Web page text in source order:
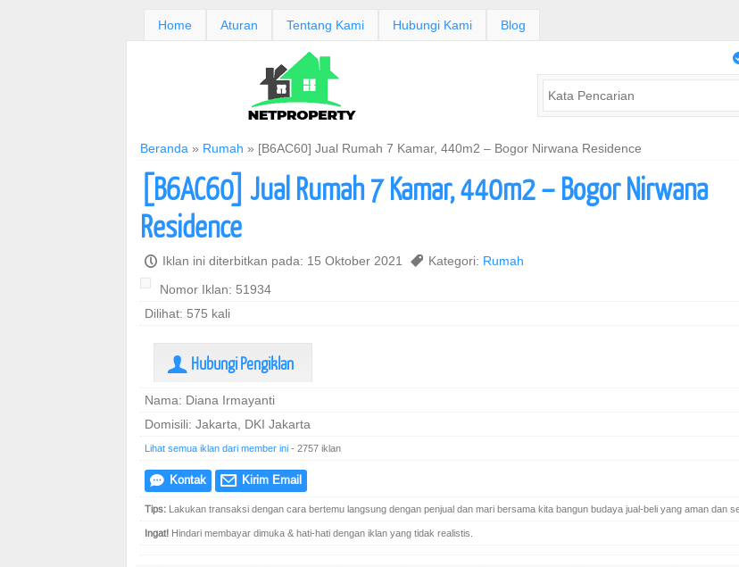
Home Aturan Tentang Kami Hubungi Kami Blog
Beranda » Rumah » [B6AC60] Jual Rumah 7 Kamar, 440m2 – Bogor Nirwana Residence
[B6AC60] Jual Rumah 7 Kamar, 440m2 – Bogor Nirwana
Residence
P Iklan ini diterbitkan pada: 15 Oktober 2021 , Kategori: Rumah
Nomor Iklan: 51934
Dilihat: 575 kali
U Hubungi Pengiklan
Nama: Diana Irmayanti
Domisili: Jakarta, DKI Jakarta
Lihat semua iklan dari member ini - 2757 iklan
e Kontak @ Kirim Email
Tips: Lakukan transaksi dengan cara bertemu langsung dengan penjual dan mari bersama kita bangun budaya jual-beli yang aman dan
Ingat! Hindari membayar dimuka & hati-hati dengan iklan yang tidak realistis.